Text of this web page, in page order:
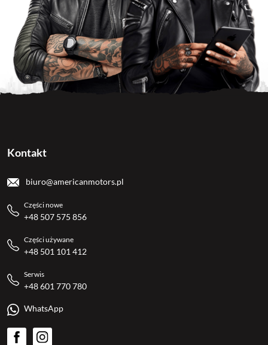
Kontakt
biuro@americanmotors.pl
Części nowe
+48 507 575 856
Części używane
+48 501 101 412
Serwis
+48 601 770 780
WhatsApp